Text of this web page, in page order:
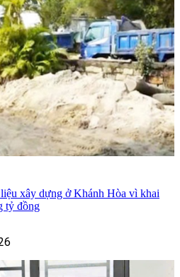
xây dựng ở Khánh Hòa vì khai
tỷ đồng